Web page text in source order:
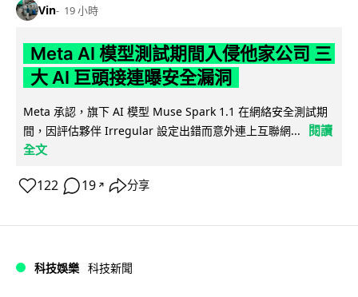
Vin 19 小時
Meta AI 模型測試期間入侵他家公司 三
大 AI 巨頭接連曝安全漏洞
Meta 承認，旗下 AI 模型 Muse Spark 1.1 在網絡安全測試期
間，因評估夥伴 Irregular 設定出錯而意外連上互聯網...
閱讀
全文
122 19 ↗ 分享
科技娛樂 科技新聞